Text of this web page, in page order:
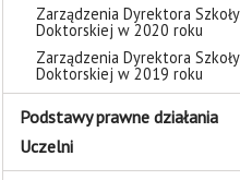
Zarządzenia Dyrektora Szkoły
Doktorskiej w 2020 roku
Zarządzenia Dyrektora Szkoły
Doktorskiej w 2019 roku
Podstawy prawne działania
Uczelni